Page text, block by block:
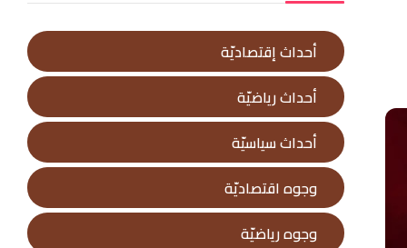
أحداث إقتصاديّة
أحداث رياضيّة
أحداث سياسيّة
وجوه اقتصاديّة
وجوه رياضيّة